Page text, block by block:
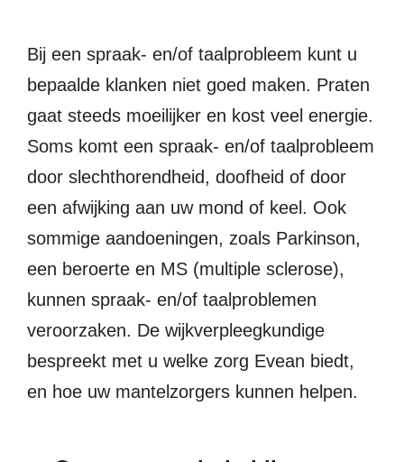
Introductie
Bij een spraak- en/of taalprobleem kunt u
bepaalde klanken niet goed maken. Praten
gaat steeds moeilijker en kost veel energie.
Soms komt een spraak- en/of taalprobleem
door slechthorendheid, doofheid of door
een afwijking aan uw mond of keel. Ook
sommige aandoeningen, zoals Parkinson,
een beroerte en MS (multiple sclerose),
kunnen spraak- en/of taalproblemen
veroorzaken. De wijkverpleegkundige
bespreekt met u welke zorg Evean biedt,
en hoe uw mantelzorgers kunnen helpen.